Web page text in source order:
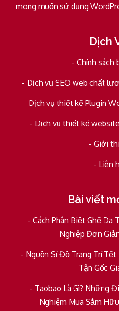
mong muốn sử dụng
Dịch
Chính sách
Dịch vụ SEO web chất
Dịch vụ thiết kế Plugin
Dịch vụ thiết kế
Giới
Liên
Bài viết
Cách Phân Biệt Ghế Da
Nghiệp Đơn
Nguồn Sỉ Đồ Trang Trí
Tận Gốc
Taobao Là Gì? Những
Nghiệm Mua Sắm